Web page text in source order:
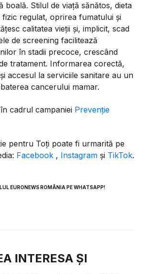
boală. Stilul de viață sănătos, dieta
regulat, oprirea fumatului și
calitatea vieții și, implicit, scad
de screening facilitează
în stadii precoce, crescând
tratament. Informarea corectă,
accesul la serviciile sanitare au un
cancerului mamar.
cadrul campaniei Prevenție
pentru Toți poate fi urmarită pe
Facebook , Instagram și TikTok.
EURONEWS ROMÂNIA PE WHATSAPP!
INTERESA ȘI